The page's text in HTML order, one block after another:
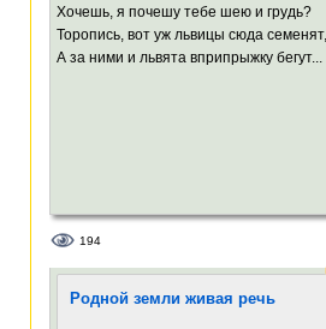
Хочешь, я почешу тебе шею и грудь?
Торопись, вот уж львицы сюда семенят,
А за ними и львята вприпрыжку бегут...
194
Родной земли живая речь